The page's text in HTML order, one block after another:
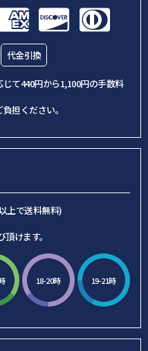
代金引換
て440円から1,100円の手数料
担ください。
上で送料無料)
けます。
18-20時 19-21時